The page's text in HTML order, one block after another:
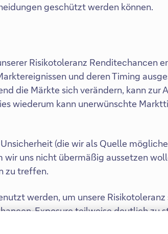
geschützt werden können.
Risikotoleranz Renditechancen
und deren Timing
die Märkte sich verändern, kann zur
wiederum kann unerwünschte
(die wir als Quelle
wir uns nicht übermäßig aussetzen
zu treffen.
werden, um unsere
Exposure teilweise deutlich zu